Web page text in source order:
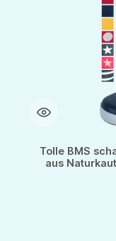
Tolle BMS
aus